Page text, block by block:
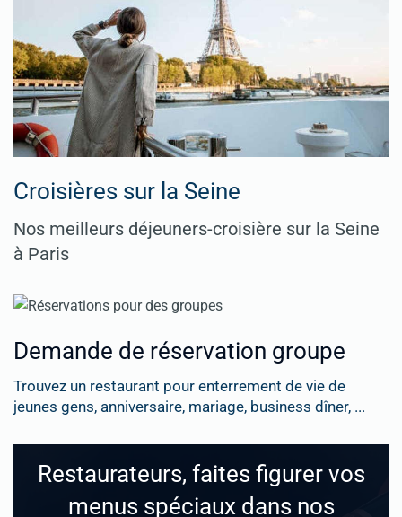
Croisières sur la Seine
Nos meilleurs déjeuners-croisière sur la Seine
à Paris
Demande de réservation groupe
Trouvez un restaurant pour enterrement de vie de
jeunes gens, anniversaire, mariage, business dîner, ...
Restaurateurs, faites figurer vos
menus spéciaux dans nos